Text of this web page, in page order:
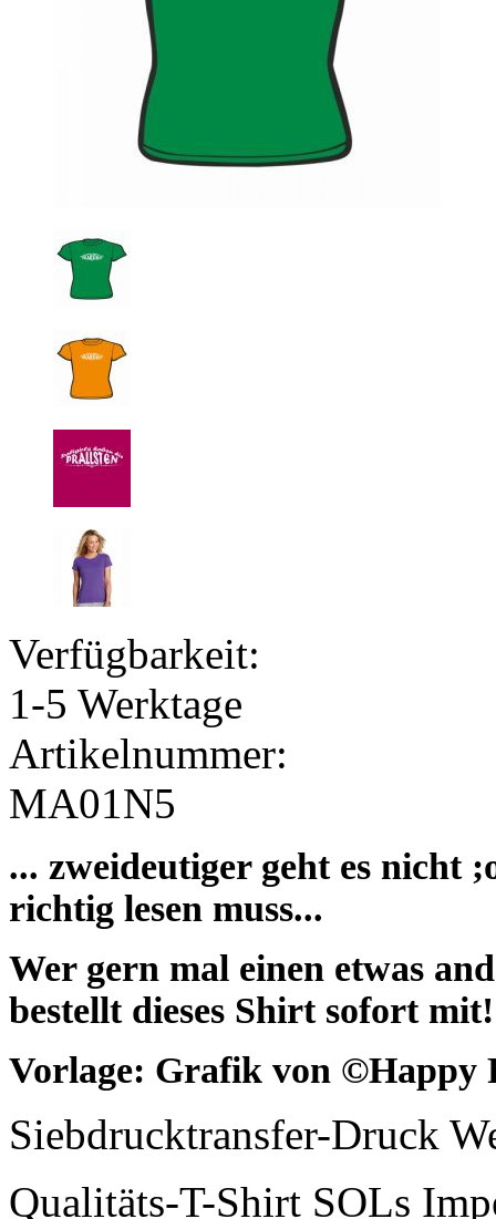
Verfügbarkeit:
1-5 Werktage
Artikelnummer:
MA01N5
... zweideutiger geht es nicht
richtig lesen muss...
Wer gern mal einen etwas
bestellt dieses Shirt sofort mit!
Vorlage: Grafik von ©Happy
Siebdrucktransfer-Druck
Qualitäts-T-Shirt SOLs